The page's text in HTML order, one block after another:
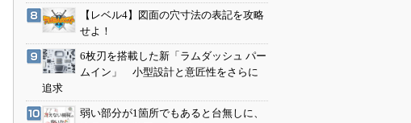
【レベル4】図面の穴寸法の表記を攻略
せよ！
6枚刃を搭載した新「ラムダッシュ パー
ムイン」 小型設計と意匠性をさらに
追求
弱い部分が1箇所でもあると台無しに、